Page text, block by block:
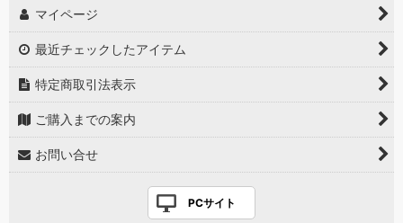
マイページ
最近チェックしたアイテム
特定商取引法表示
ご購入までの案内
お問い合せ
PCサイト